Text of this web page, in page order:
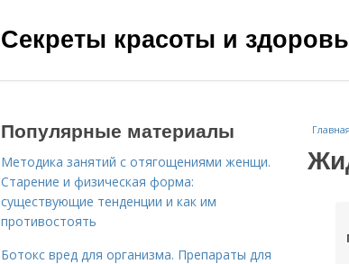
Секреты красоты и
Главная
Популярные материалы
Методика занятий с отягощениями женщи.
Старение и физическая форма:
существующие тенденции и как им
противостоять
Ботокс вред для организма. Препараты для